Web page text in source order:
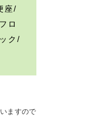
座/
ロ
ク/
ますので